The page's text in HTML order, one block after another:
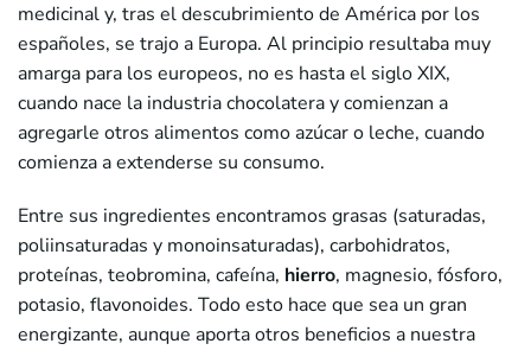
medicinal y, tras el descubrimiento de América por los
españoles, se trajo a Europa. Al principio resultaba muy
amarga para los europeos, no es hasta el siglo XIX,
cuando nace la industria chocolatera y comienzan a
agregarle otros alimentos como azúcar o leche, cuando
comienza a extenderse su consumo.
Entre sus ingredientes encontramos grasas (saturadas,
poliinsaturadas y monoinsaturadas), carbohidratos,
proteínas, teobromina, cafeína, hierro, magnesio, fósforo,
potasio, flavonoides. Todo esto hace que sea un gran
energizante, aunque aporta otros beneficios a nuestra